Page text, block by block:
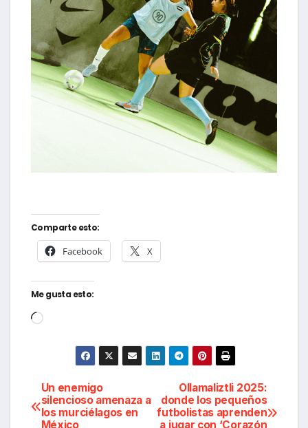
Comparte esto:
Facebook X
Me gusta esto:
Cargando...
Navegación
Ollamaliztli 2025:
donde los pequeños
futbolistas aprenden
a jugar con ‘Corazón
Un enemigo
silencioso amenaza a
los murciélagos en
México